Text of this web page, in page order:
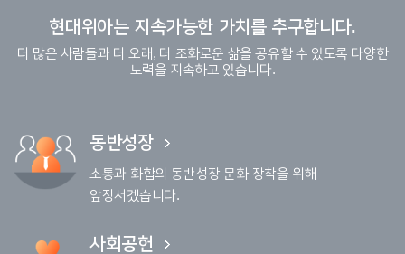
현대위아는 지속가능한 가치를 추구합니다.
더 많은 사람들과 더 오래, 더 조화로운 삶을 공유할 수 있도록 다양한
노력을 지속하고 있습니다.
동반성장
소통과 화합의 동반성장 문화 장착을 위해
앞장서겠습니다.
사회공헌